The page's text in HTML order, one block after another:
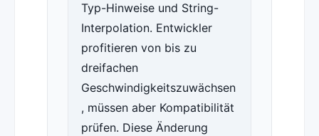
Typ-Hinweise und String-
Interpolation. Entwickler
profitieren von bis zu
dreifachen
Geschwindigkeitszuwächsen
, müssen aber Kompatibilität
prüfen. Diese Änderung